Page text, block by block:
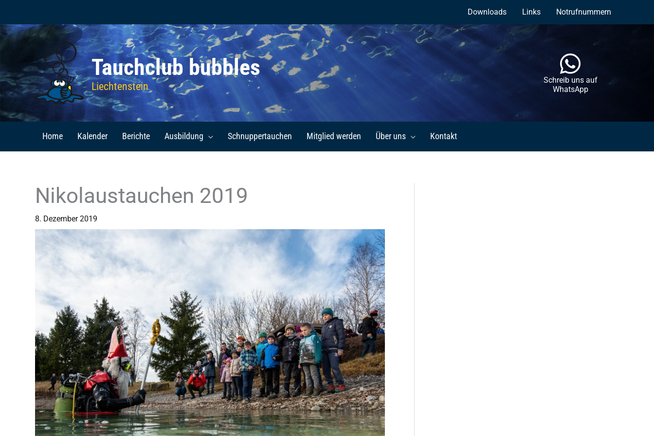
springen
Downloads Links Notrufnummern
Tauchclub bubbles
Liechtenstein
Schreib uns auf
WhatsApp
Home Kalender Berichte Ausbildung Schnuppertauchen Mitglied werden Über uns Kontakt
Nikolaustauchen 2019
8. Dezember 2019